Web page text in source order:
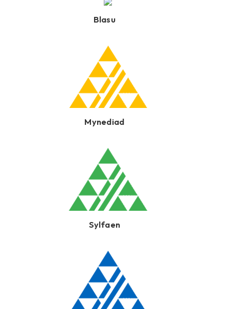
Blasu
Mynediad
Sylfaen